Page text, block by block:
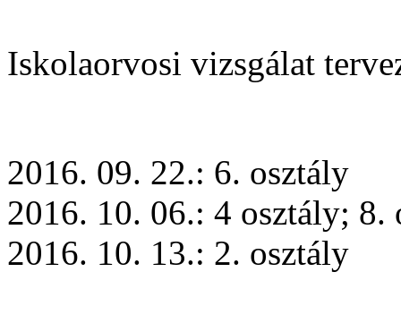
Iskolaorvosi vizsgálat
2016. 09. 22.: 6. osztály
2016. 10. 06.: 4 osztály; 8.
2016. 10. 13.: 2. osztály